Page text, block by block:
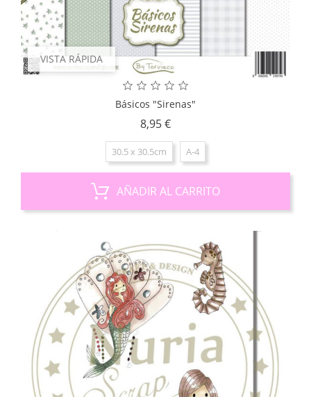
VISTA RÁPIDA
Básicos "Sirenas"
8,95 €Precio
30.5 x 30.5cm A-4
AÑADIR AL CARRITO